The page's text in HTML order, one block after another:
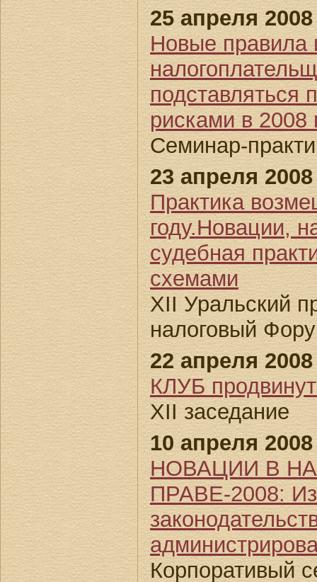
25 апреля 2008
Новые правила
подставляться
рисками в 2008
Семинар-
23 апреля 2008
Практика
году.Новации,
судебная
схемами
XII Уральский
налоговый
22 апреля 2008
КЛУБ
XII заседание
10 апреля 2008
НОВАЦИИ В
ПРАВЕ-2008:
Корпоративый